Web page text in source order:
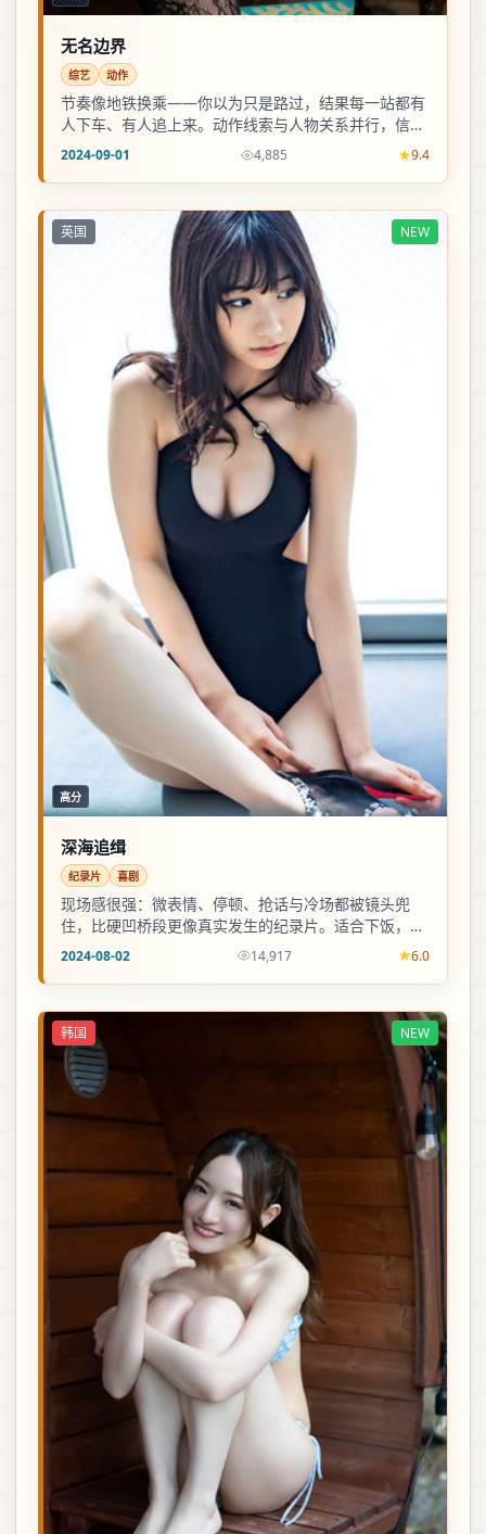
无名边界
综艺 动作
节奏像地铁换乘——你以为只是路过，结果每一站都有
人下车、有人追上来。动作线索与人物关系并行，信息
密度偏高，适合一口气追。
2024-09-01 4,885 9.4
英国 NEW
高分
深海追缉
纪录片 喜剧
现场感很强：微表情、停顿、抢话与冷场都被镜头兜
住，比硬凹桥段更像真实发生的纪录片。适合下饭，也
适合二倍速后回头找细节。
2024-08-02 14,917 6.0
韩国 NEW